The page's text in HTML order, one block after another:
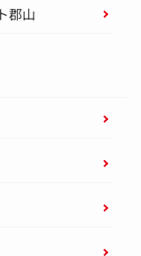
郡山